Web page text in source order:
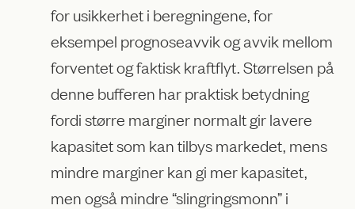
for usikkerhet i beregningene, for
eksempel prognoseavvik og avvik mellom
forventet og faktisk kraftflyt. Størrelsen på
denne bufferen har praktisk betydning
fordi større marginer normalt gir lavere
kapasitet som kan tilbys markedet, mens
mindre marginer kan gi mer kapasitet,
men også mindre “slingringsmonn” i